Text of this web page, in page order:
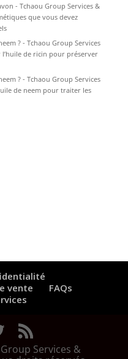
- Tchaou Group Services &
que vous devez
? - Tchaou Group Services
de ricin pour préserver
? - Tchaou Group Services
de neem pour traiter les
vente
FAQs
Services &